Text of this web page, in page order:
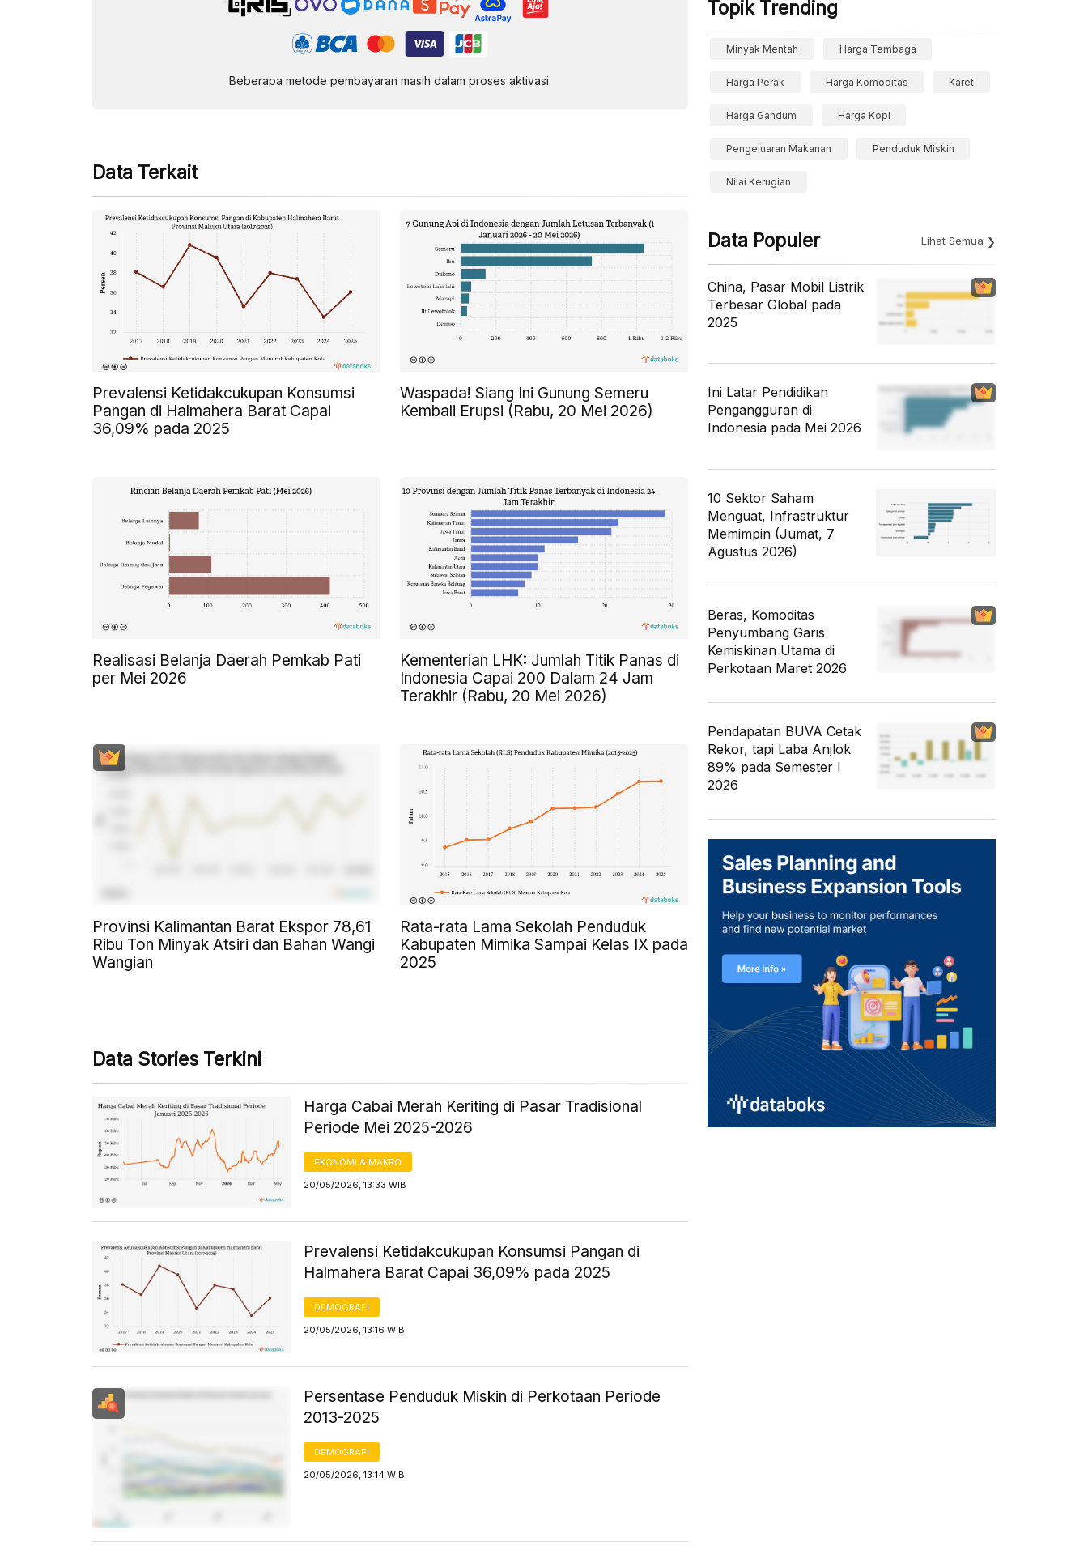
Beberapa metode pembayaran masih dalam proses aktivasi.
Data Terkait
Prevalensi Ketidakcukupan Konsumsi
Pangan di Halmahera Barat Capai
36,09% pada 2025
Waspada! Siang Ini Gunung Semeru
Kembali Erupsi (Rabu, 20 Mei 2026)
Realisasi Belanja Daerah Pemkab Pati
per Mei 2026
Kementerian LHK: Jumlah Titik Panas di
Indonesia Capai 200 Dalam 24 Jam
Terakhir (Rabu, 20 Mei 2026)
Provinsi Kalimantan Barat Ekspor 78,61
Ribu Ton Minyak Atsiri dan Bahan Wangi
Wangian
Rata-rata Lama Sekolah Penduduk
Kabupaten Mimika Sampai Kelas IX pada
2025
Data Stories Terkini
Harga Cabai Merah Keriting di Pasar Tradisional
Periode Mei 2025-2026
EKONOMI & MAKRO
20/05/2026, 13:33 WIB
Prevalensi Ketidakcukupan Konsumsi Pangan di
Halmahera Barat Capai 36,09% pada 2025
DEMOGRAFI
20/05/2026, 13:16 WIB
Persentase Penduduk Miskin di Perkotaan Periode
2013-2025
DEMOGRAFI
20/05/2026, 13:14 WIB
Topik Trending
Minyak Mentah Harga Tembaga
Harga Perak Harga Komoditas Karet
Harga Gandum Harga Kopi
Pengeluaran Makanan Penduduk Miskin
Nilai Kerugian
Data Populer Lihat Semua
China, Pasar Mobil Listrik
Terbesar Global pada
2025
Ini Latar Pendidikan
Pengangguran di
Indonesia pada Mei 2026
10 Sektor Saham
Menguat, Infrastruktur
Memimpin (Jumat, 7
Agustus 2026)
Beras, Komoditas
Penyumbang Garis
Kemiskinan Utama di
Perkotaan Maret 2026
Pendapatan BUVA Cetak
Rekor, tapi Laba Anjlok
89% pada Semester I
2026